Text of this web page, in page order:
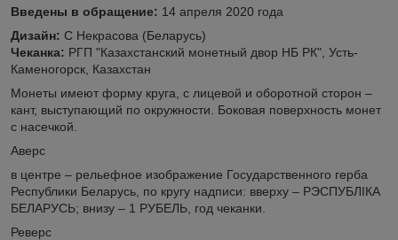
Введены в обращение: 14 апреля 2020 года
Дизайн: С Некрасова (Беларусь)
Чеканка: РГП "Казахстанский монетный двор НБ РК", Усть-
Каменогорск, Казахстан
Монеты имеют форму круга, с лицевой и оборотной сторон –
кант, выступающий по окружности. Боковая поверхность монет
с насечкой.
Аверс
в центре – рельефное изображение Государственного герба
Республики Беларусь, по кругу надписи: вверху – РЭСПУБЛІКА
БЕЛАРУСЬ; внизу – 1 РУБЕЛЬ, год чеканки.
Реверс